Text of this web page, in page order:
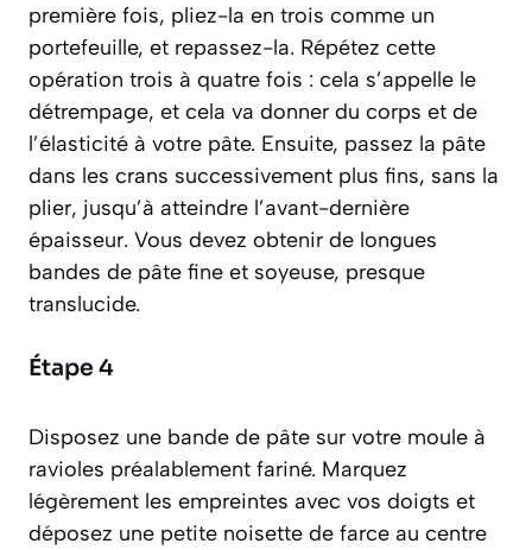
première fois, pliez-la en trois comme un
portefeuille, et repassez-la. Répétez cette
opération trois à quatre fois : cela s’appelle le
détrempage, et cela va donner du corps et de
l’élasticité à votre pâte. Ensuite, passez la pâte
dans les crans successivement plus fins, sans la
plier, jusqu’à atteindre l’avant-dernière
épaisseur. Vous devez obtenir de longues
bandes de pâte fine et soyeuse, presque
translucide.
Étape 4
Disposez une bande de pâte sur votre moule à
ravioles préalablement fariné. Marquez
légèrement les empreintes avec vos doigts et
déposez une petite noisette de farce au centre